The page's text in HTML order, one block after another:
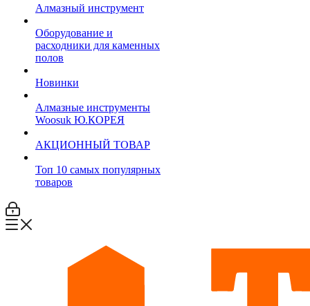
Алмазный инструмент
Оборудование и
расходники для каменных
полов
Новинки
Алмазные инструменты
Woosuk Ю.КОРЕЯ
АКЦИОННЫЙ ТОВАР
Топ 10 самых популярных
товаров